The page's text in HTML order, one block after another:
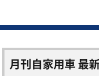
月刊自家用車 最